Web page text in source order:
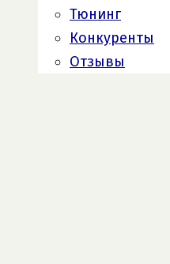
Тюнинг
Конкуренты
Отзывы